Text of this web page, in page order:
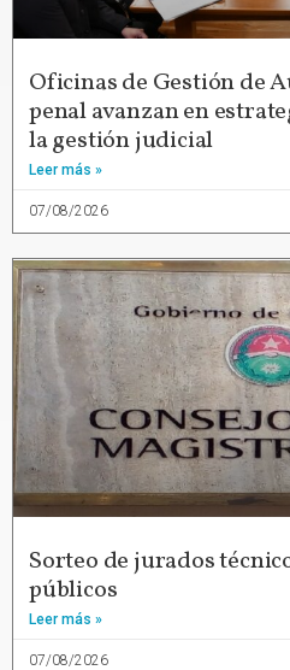
Oficinas de Gestión de
penal avanzan en
la gestión judicial
Leer más »
07/08/2026
Sorteo de jurados
públicos
Leer más »
07/08/2026